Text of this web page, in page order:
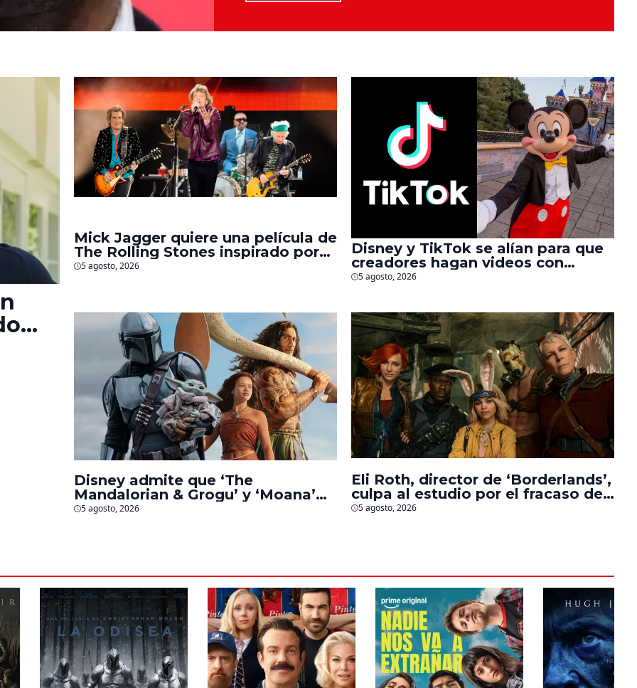
Mick Jagger quiere una película de
The Rolling Stones inspirado por
los biopics de The Beatles
5 agosto, 2026
Disney y TikTok se alían para que
creadores hagan videos con
personajes de Marvel, Pixar y ‘Star
5 agosto, 2026
Disney admite que ‘The
Mandalorian & Grogu’ y ‘Moana’
fueron decepciones en taquilla
5 agosto, 2026
Eli Roth, director de ‘Borderlands’,
culpa al estudio por el fracaso de
la película
5 agosto, 2026